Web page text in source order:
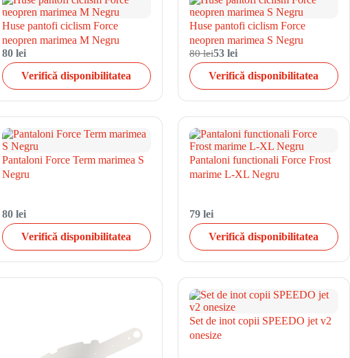
Huse pantofi ciclism Force
neopren marimea M Negru
80 lei
Verifică disponibilitatea
Huse pantofi ciclism Force
neopren marimea S Negru
80 lei53 lei
Verifică disponibilitatea
Pantaloni Force Term marimea S
Negru
80 lei
Verifică disponibilitatea
Pantaloni functionali Force Frost
marime L-XL Negru
79 lei
Verifică disponibilitatea
Set de inot copii SPEEDO jet v2
onesize